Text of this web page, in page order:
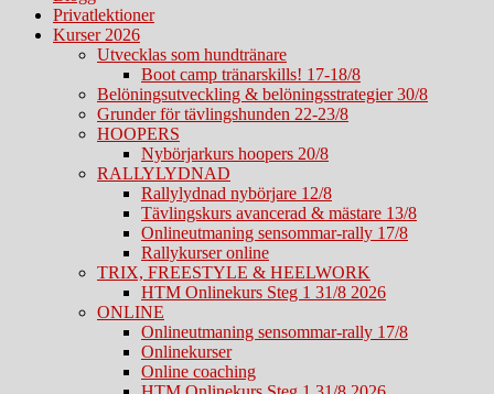
Privatlektioner
Kurser 2026
Utvecklas som hundtränare
Boot camp tränarskills! 17-18/8
Belöningsutveckling & belöningsstrategier 30/8
Grunder för tävlingshunden 22-23/8
HOOPERS
Nybörjarkurs hoopers 20/8
RALLYLYDNAD
Rallylydnad nybörjare 12/8
Tävlingskurs avancerad & mästare 13/8
Onlineutmaning sensommar-rally 17/8
Rallykurser online
TRIX, FREESTYLE & HEELWORK
HTM Onlinekurs Steg 1 31/8 2026
ONLINE
Onlineutmaning sensommar-rally 17/8
Onlinekurser
Online coaching